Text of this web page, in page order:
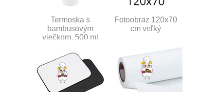
Termoska s
bambusovým
viečkom, 500 ml
Fotoobraz 120x70
cm veľký